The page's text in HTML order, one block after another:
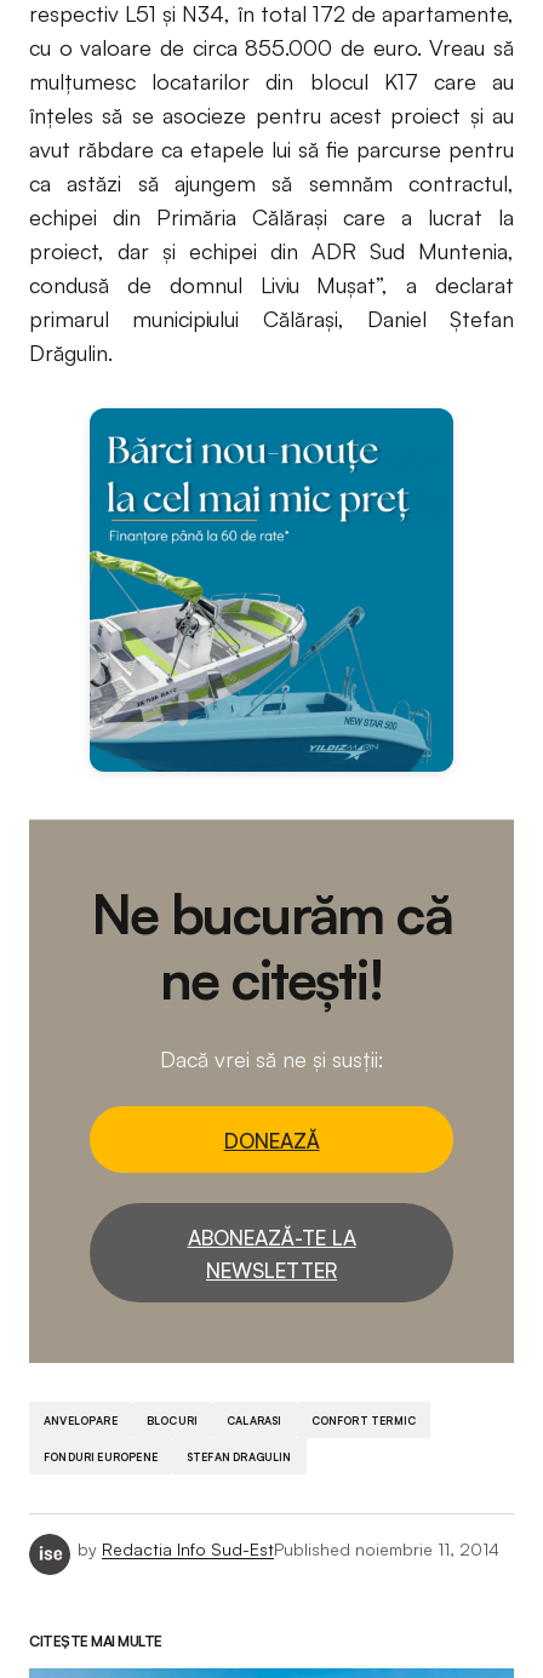
respectiv L51 și N34, în total 172 de apartamente,
cu o valoare de circa 855.000 de euro. Vreau să
mulțumesc locatarilor din blocul K17 care au
înțeles să se asocieze pentru acest proiect și au
avut răbdare ca etapele lui să fie parcurse pentru
ca astăzi să ajungem să semnăm contractul,
echipei din Primăria Călărași care a lucrat la
proiect, dar și echipei din ADR Sud Muntenia,
condusă de domnul Liviu Mușat”, a declarat
primarul municipiului Călărași, Daniel Ștefan
Drăgulin.
Ne bucurăm că
ne citești!
Dacă vrei să ne și susții:
DONEAZĂ
ABONEAZĂ-TE LA
NEWSLETTER
ANVELOPARE BLOCURI CALARASI CONFORT TERMIC
FONDURI EUROPENE STEFAN DRAGULIN
by Redactia Info Sud-EstPublished noiembrie 11, 2014
CITEȘTE MAI MULTE